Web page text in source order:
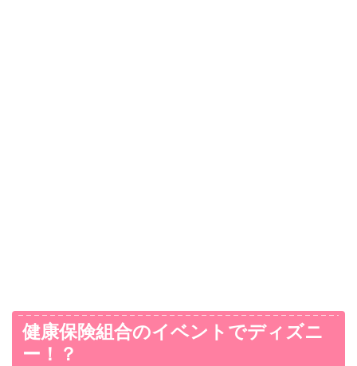
健康保険組合のイベントでディズニ
ー！？